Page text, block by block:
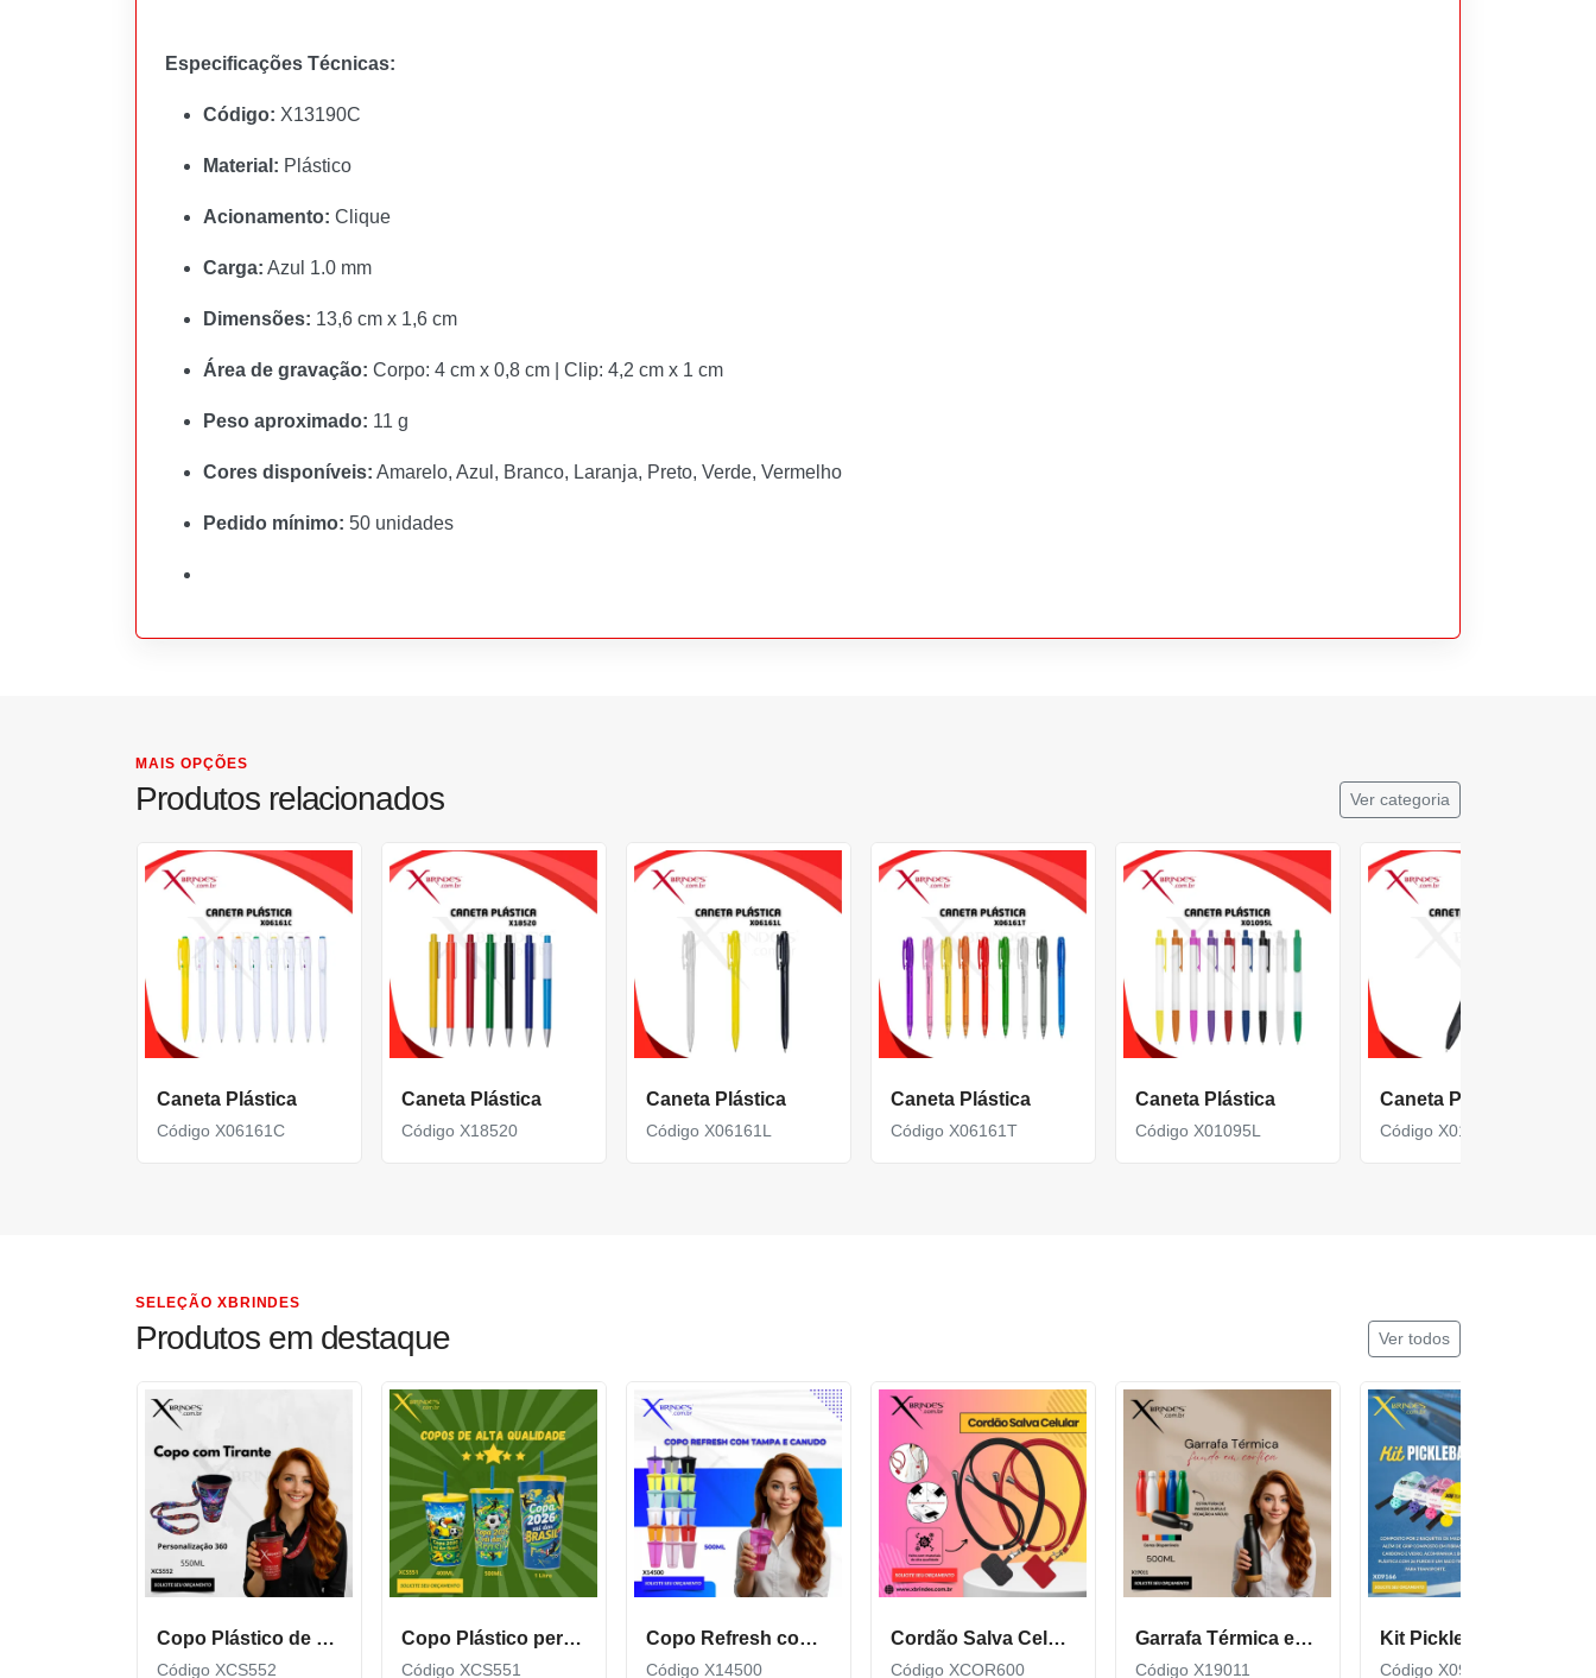
Especificações Técnicas:
Código: X13190C
Material: Plástico
Acionamento: Clique
Carga: Azul 1.0 mm
Dimensões: 13,6 cm x 1,6 cm
Área de gravação: Corpo: 4 cm x 0,8 cm | Clip: 4,2 cm x 1 cm
Peso aproximado: 11 g
Cores disponíveis: Amarelo, Azul, Branco, Laranja, Preto, Verde, Vermelho
Pedido mínimo: 50 unidades
MAIS OPÇÕES
Produtos relacionados Ver categoria
Caneta Plástica
Código X06161C
Caneta Plástica
Código X18520
Caneta Plástica
Código X06161L
Caneta Plástica
Código X06161T
Caneta Plástica
Código X01095L
Caneta Plástica
Código X01096C
SELEÇÃO XBRINDES
Produtos em destaque Ver todos
Copo Plástico de 550 ML com Tirante Personalizado XCS552
Código XCS552
Copo Plástico personalizado In Mold Label 360 XCS551
Código XCS551
Copo Refresh com Tampa e Canudo possui capacidade de 500ml X14500
Código X14500
Cordão Salva Celular Universal De Qualidade Xcor600
Código XCOR600
Garrafa Térmica em Inox com Fundo de Cortiça X19011
Código X19011 Código X09166